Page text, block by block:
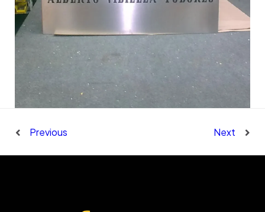
Previous Next